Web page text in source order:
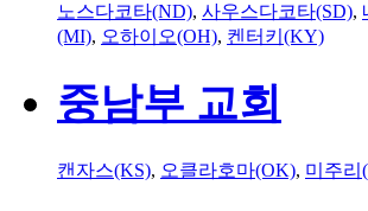
노스다코타(ND), 사우스다코타(SD),
(MI), 오하이오(OH), 켄터키(KY)
중남부 교회
캔자스(KS), 오클라호마(OK), 미주리